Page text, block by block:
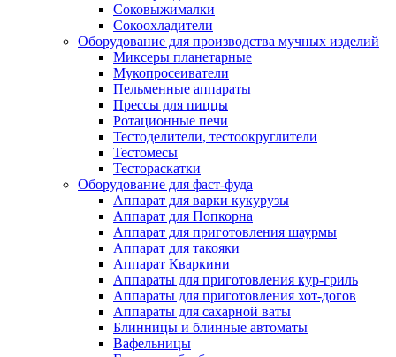
Соковыжималки
Сокоохладители
Оборудование для производства мучных изделий
Миксеры планетарные
Мукопросеиватели
Пельменные аппараты
Прессы для пиццы
Ротационные печи
Тестоделители, тестоокруглители
Тестомесы
Тестораскатки
Оборудование для фаст-фуда
Аппарат для варки кукурузы
Аппарат для Попкорна
Аппарат для приготовления шаурмы
Аппарат для такояки
Аппарат Кваркини
Аппараты для приготовления кур-гриль
Аппараты для приготовления хот-догов
Аппараты для сахарной ваты
Блинницы и блинные автоматы
Вафельницы